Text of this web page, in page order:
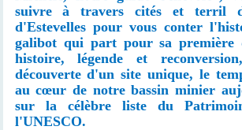
suivre à travers cités et terril
d'Estevelles pour vous conter
galibot qui part pour sa première
histoire, légende et
découverte d'un site unique, le
au cœur de notre bassin minier
sur la célèbre liste du
l'UNESCO.